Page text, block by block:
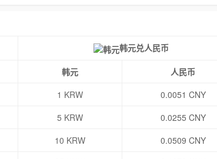
韩元兑人民币
韩元
人民币
1 KRW
0.0051 CNY
5 KRW
0.0255 CNY
10 KRW
0.0509 CNY